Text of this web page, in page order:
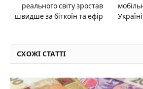
реального світу зростав
швидше за біткоїн та ефір
Україні
СХОЖІ СТАТТІ